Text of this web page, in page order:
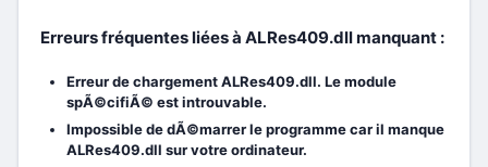
Erreurs fréquentes liées à ALRes409.dll manquant :
Erreur de chargement ALRes409.dll. Le module
spÃ©cifiÃ© est introuvable.
Impossible de dÃ©marrer le programme car il manque
ALRes409.dll sur votre ordinateur.